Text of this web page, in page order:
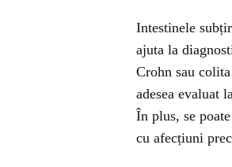
Intestinele
ajuta la
Crohn sau
adesea evaluat
În plus, se
cu afecțiuni